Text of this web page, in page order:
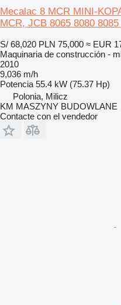
Mecalac 8 MCR MINI-
MCR, JCB 8065 8080 8085
S/ 68,020 PLN 75,000 ≈ EUR
Maquinaria de construcción -
2010
9,036 m/h
Potencia 55.4 kW (75.37 Hp)
Polonia, Milicz
KM MASZYNY BUDOWLANE
Contacte con el vendedor